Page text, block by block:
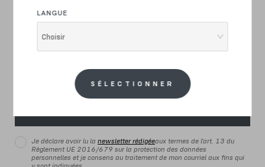
LANGUE
Choisir
SÉLECTIONNER
Rejoignez la Famille Basso Bikes
et offres exclusives directement sur votre adresse e-
mail.
Je déclare avoir lu la newsletter rédigéeaux termes de l'art. 13 du
Règlement UE 2016/679 sur la protection des données
personnelles et je consens au traitement de mon courriel aux fins qui